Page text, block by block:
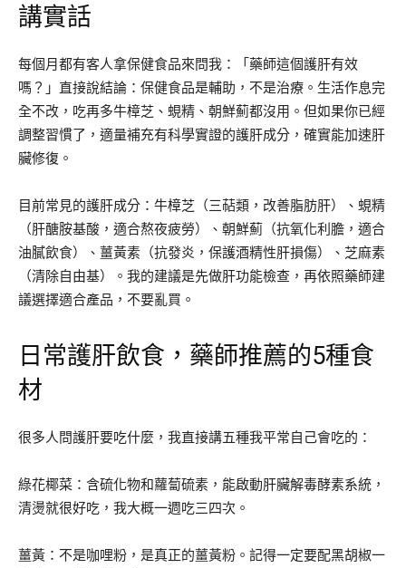
講實話
每個月都有客人拿保健食品來問我：「藥師這個護肝有效
嗎？」直接說結論：保健食品是輔助，不是治療。生活作息完
全不改，吃再多牛樟芝、蜆精、朝鮮薊都沒用。但如果你已經
調整習慣了，適量補充有科學實證的護肝成分，確實能加速肝
臟修復。
目前常見的護肝成分：牛樟芝（三萜類，改善脂肪肝）、蜆精
（肝醣胺基酸，適合熬夜疲勞）、朝鮮薊（抗氧化利膽，適合
油膩飲食）、薑黃素（抗發炎，保護酒精性肝損傷）、芝麻素
（清除自由基）。我的建議是先做肝功能檢查，再依照藥師建
議選擇適合產品，不要亂買。
日常護肝飲食，藥師推薦的5種食
材
很多人問護肝要吃什麼，我直接講五種我平常自己會吃的：
綠花椰菜：含硫化物和蘿蔔硫素，能啟動肝臟解毒酵素系統，
清燙就很好吃，我大概一週吃三四次。
薑黃：不是咖哩粉，是真正的薑黃粉。記得一定要配黑胡椒一